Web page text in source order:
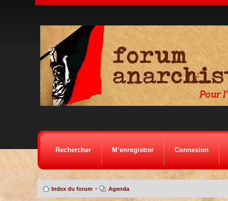
Rechercher M’enregistrer Connexion
Index du forum • Agenda